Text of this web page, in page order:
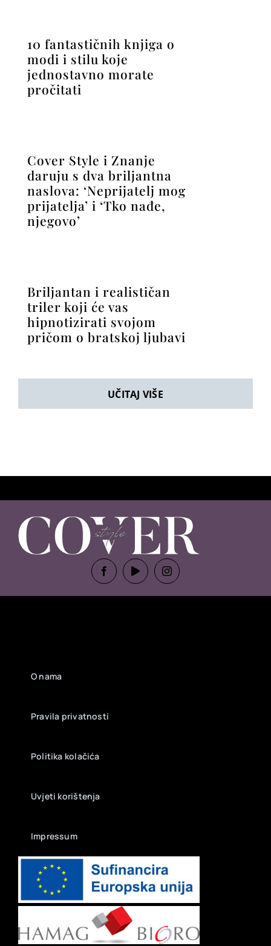
10 fantastičnih knjiga o
modi i stilu koje
jednostavno morate
pročitati
Cover Style i Znanje
daruju s dva briljantna
naslova: ‘Neprijatelj mog
prijatelja’ i ‘Tko nađe,
njegovo’
Briljantan i realističan
triler koji će vas
hipnotizirati svojom
pričom o bratskoj ljubavi
UČITAJ VIŠE
O nama
Pravila privatnosti
Politika kolačića
Uvjeti korištenja
Impressum